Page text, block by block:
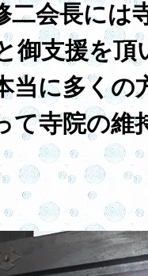
二会長には
御支援を頂
当に多くの
て寺院の維